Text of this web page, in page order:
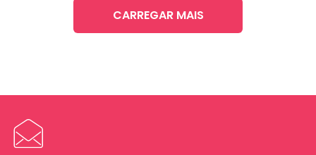
CARREGAR MAIS